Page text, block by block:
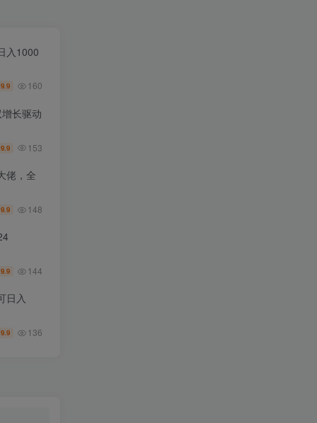
入1000
9.9 160
长驱动
9.9 153
佬，全
9.9 148
9.9 144
日入
9.9 136